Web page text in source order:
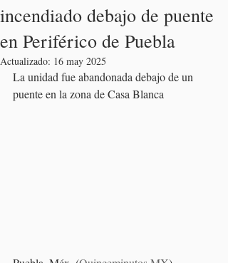
incendiado debajo de puente
en Periférico de Puebla
Actualizado: 16 may 2025
La unidad fue abandonada debajo de un
puente en la zona de Casa Blanca